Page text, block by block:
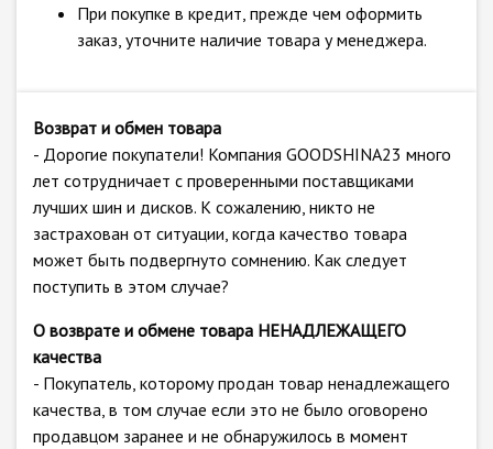
При покупке в кредит, прежде чем оформить
заказ, уточните наличие товара у менеджера.
Возврат и обмен товара
- Дорогие покупатели! Компания GOODSHINA23 много
лет сотрудничает с проверенными поставщиками
лучших шин и дисков. К сожалению, никто не
застрахован от ситуации, когда качество товара
может быть подвергнуто сомнению. Как следует
поступить в этом случае?
О возврате и обмене товара НЕНАДЛЕЖАЩЕГО
качества
- Покупатель, которому продан товар ненадлежащего
качества, в том случае если это не было оговорено
продавцом заранее и не обнаружилось в момент